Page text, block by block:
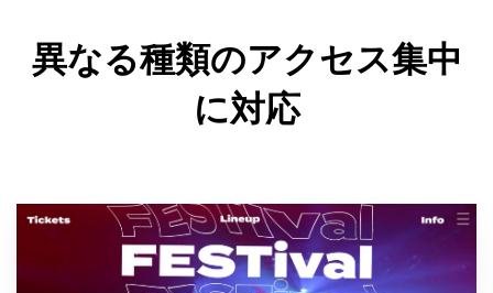
ユーザー体験について
ったボット対策を構築可能
ボット・不正防止機能について
管理画面からトラフィックの流れを調整し、顧
客とのコミュニケーションや販売分析も可能
インサイト機能について
異なる種類のアクセス集中
に対応